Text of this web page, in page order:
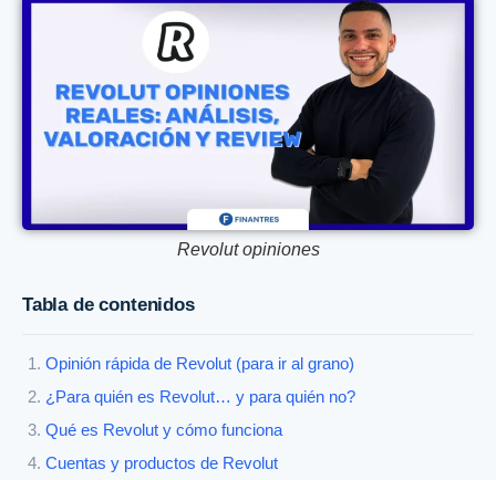
Revolut opiniones
Tabla de contenidos
Opinión rápida de Revolut (para ir al grano)
¿Para quién es Revolut… y para quién no?
Qué es Revolut y cómo funciona
Cuentas y productos de Revolut